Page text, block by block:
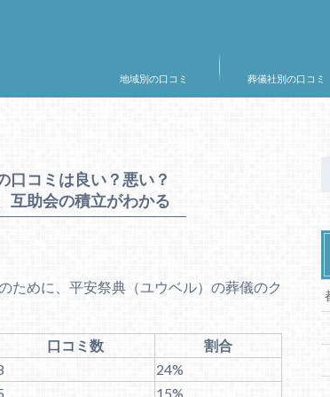
地域別の口コミ 葬儀社別の口コミ
口コミは良い？悪い？
互助会の積立がわかる
ために、平安祭典（ユウベル）の葬儀のク
口コミ数
割合
24%
15%